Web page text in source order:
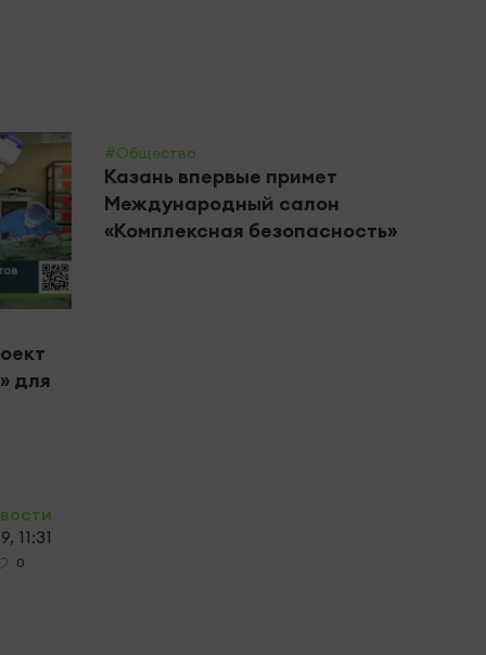
для
#Общество
Казань впервые примет
Международный салон
«Комплексная безопасность»
11:31
0